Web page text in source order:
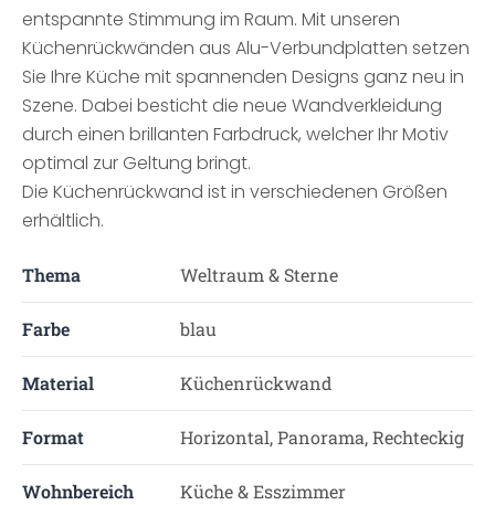
entspannte Stimmung im Raum. Mit unseren
Küchenrückwänden aus Alu-Verbundplatten setzen
Sie Ihre Küche mit spannenden Designs ganz neu in
Szene. Dabei besticht die neue Wandverkleidung
durch einen brillanten Farbdruck, welcher Ihr Motiv
optimal zur Geltung bringt.
Die Küchenrückwand ist in verschiedenen Größen
erhältlich.
Thema Weltraum & Sterne
Farbe blau
Material Küchenrückwand
Format Horizontal, Panorama, Rechteckig
Wohnbereich Küche & Esszimmer